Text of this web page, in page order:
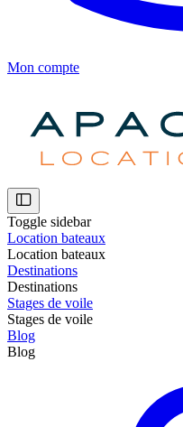
Mon compte
Toggle sidebar
Location bateaux
Location bateaux
Destinations
Destinations
Stages de voile
Stages de voile
Blog
Blog